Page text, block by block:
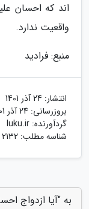
اند که احسان
واقعیت ندارد.
منبع: فرادید
انتشار: 24 آذر 1401
بروزرسانی: 24 آذر 1401
گردآورنده: luku.ir
شناسه مطلب: 2132
به "آیا ازدواج